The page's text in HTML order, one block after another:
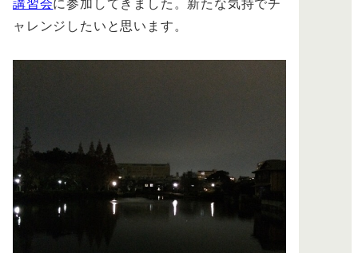
ャレンジしたいと思います。